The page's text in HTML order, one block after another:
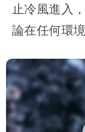
止冷風進入
論在任何環